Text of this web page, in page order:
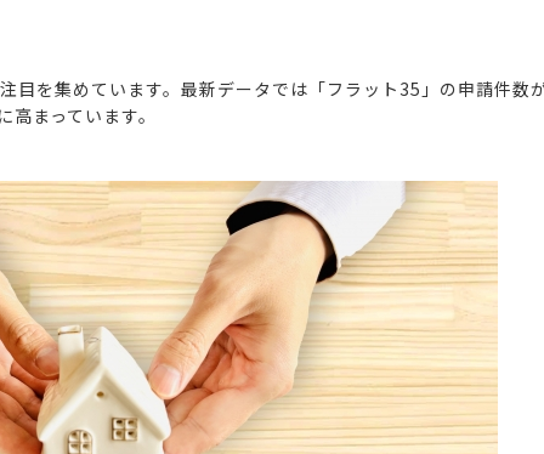
目を集めています。最新データでは「フラット35」の申請件数
まっています。